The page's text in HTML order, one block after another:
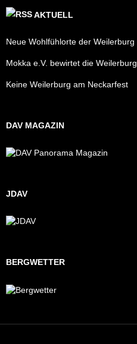
AKTUELL
Neue Wohlfühlorte der Weilerburg
Mokka e.V. bewirtet die Weilerburg
Keine Weilerburg am Neckarfest
DAV MAGAZIN
JDAV
BERGWETTER